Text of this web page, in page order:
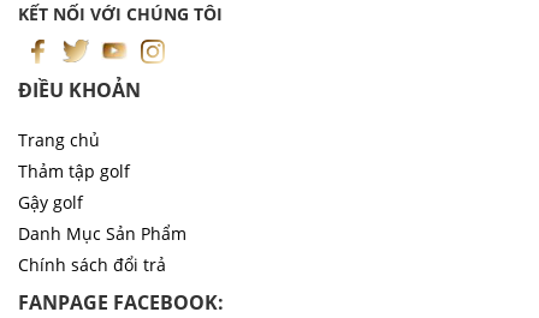
KẾT NỐI VỚI CHÚNG TÔI
ĐIỀU KHOẢN
Trang chủ
Thảm tập golf
Gậy golf
Danh Mục Sản Phẩm
Chính sách đổi trả
FANPAGE FACEBOOK: